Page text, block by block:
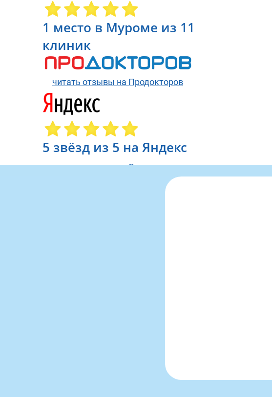
1 место в Муроме из 11
клиник
читать отзывы на Продокторов
5 звёзд из 5 на Яндекс
читать отзывы на Яндекс